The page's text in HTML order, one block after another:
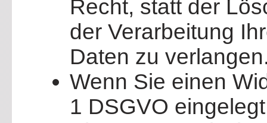
Recht, statt der
der Verarbeitung
Daten zu
Wenn Sie einen
1 DSGVO